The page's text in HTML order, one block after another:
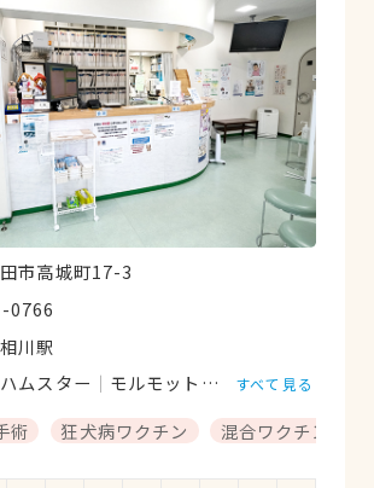
察してくれます。診察後も分か
明してくれるので安心して帰れ
ん、適格な診断し扱い方など
また不明なことがあれば質問
気があってとても飼い主とし
てもらってます。勿論、院長
先生、看護師の小島さん、と
よく好感もてます。終身マー
にお世話になるつもりです。
市高城町17-3
0766
相川駅
ハムスター モルモット うさぎ 鳥類
すべて見る
術 狂犬病ワクチン 混合ワクチン